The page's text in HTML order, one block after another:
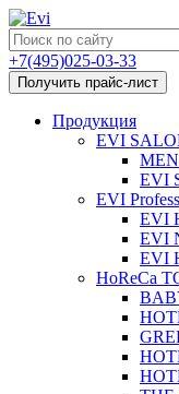
+7(495)025-03-33
Получить прайс-лист
Продукция
EVI
EVI
EVI
EVI
EVI
EVI
HoReCa